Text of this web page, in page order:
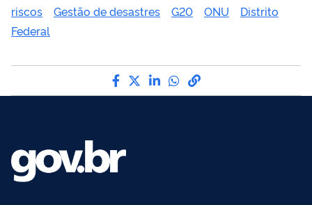
riscos
Gestão de desastres G20 ONU
Distrito
Federal
Compartilhe por Facebook
Compartilhe por Twitter
Compartilhe por
Compartilhe por
link para Copiar